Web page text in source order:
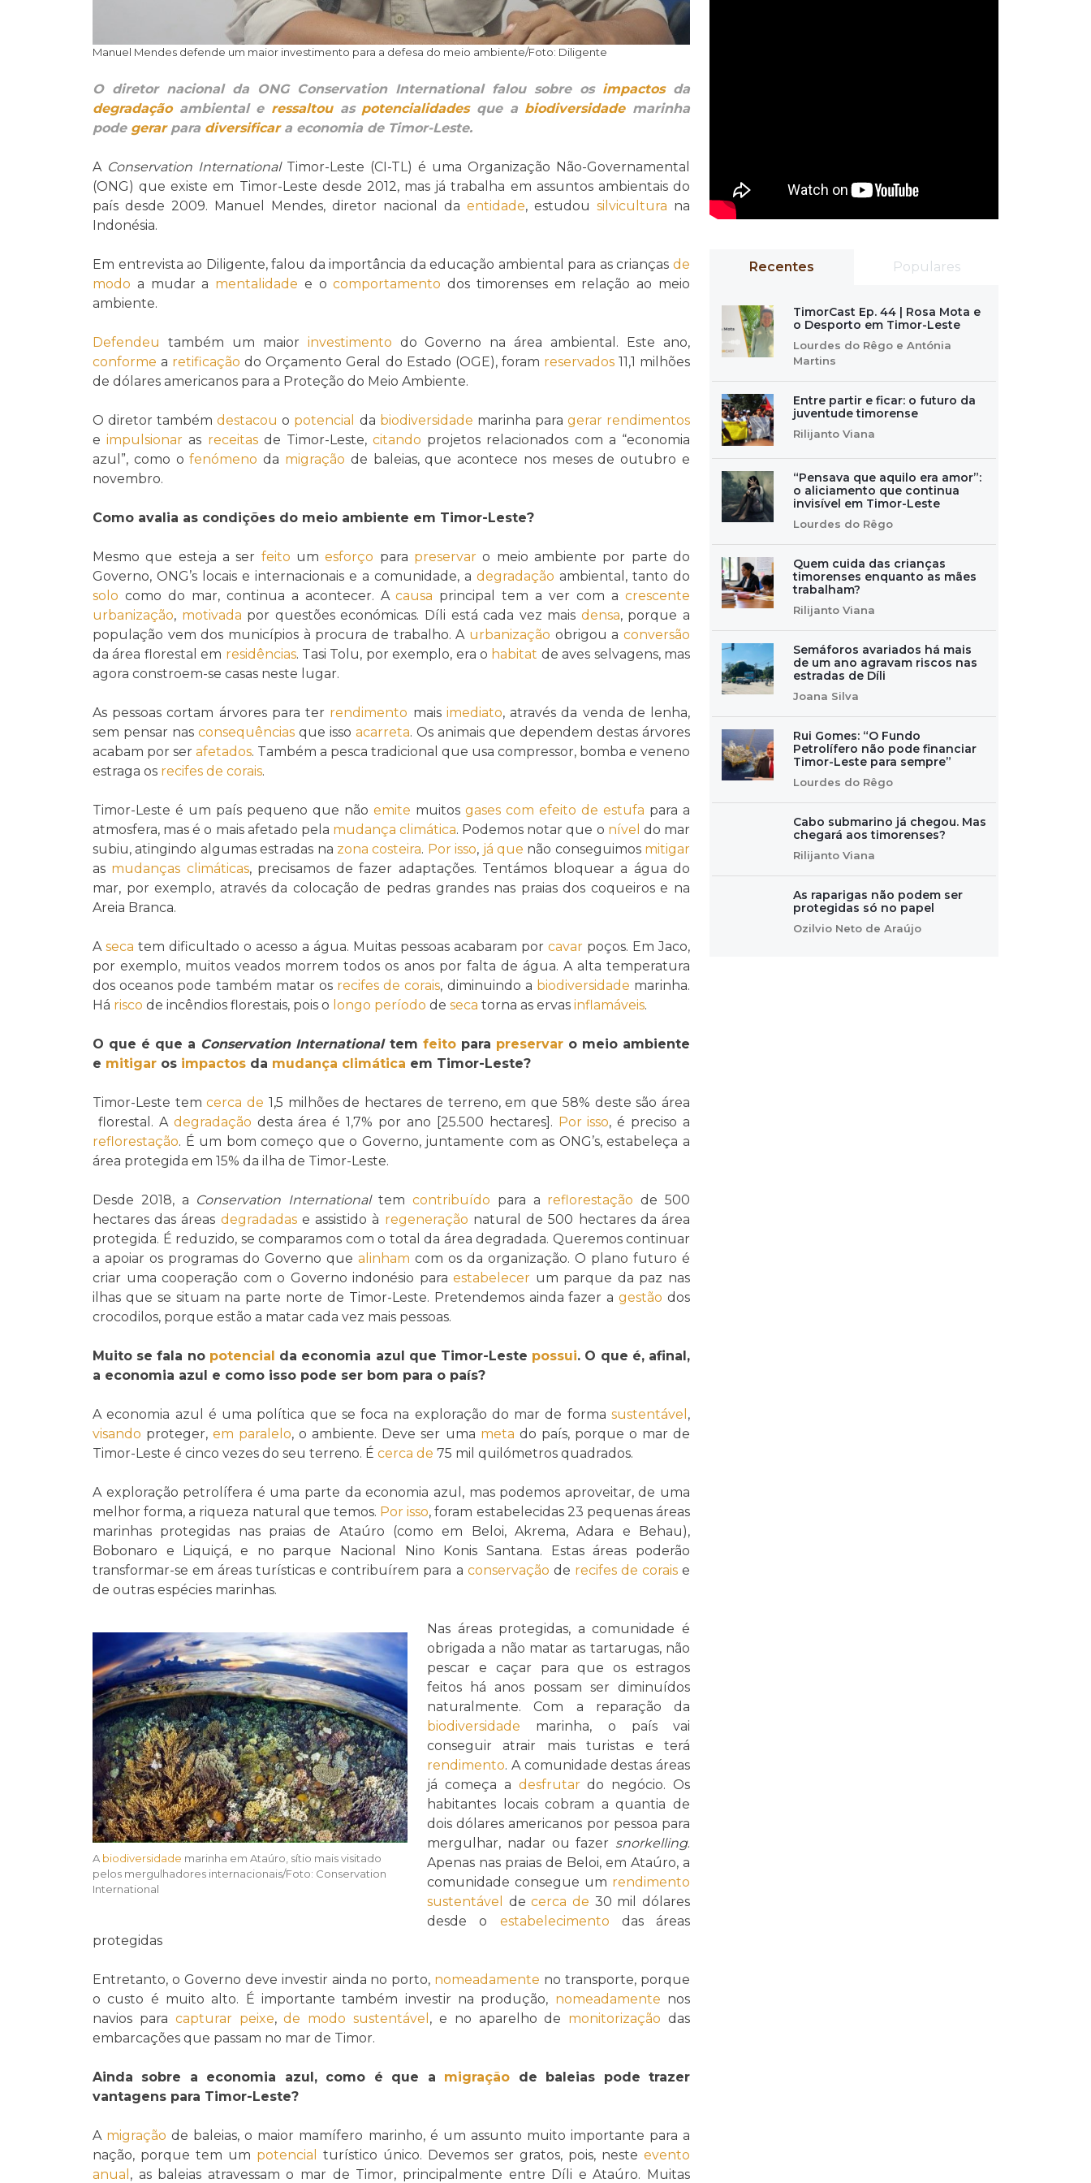
Manuel Mendes defende um maior investimento para a defesa do meio ambiente/Foto: Diligente
O diretor nacional da ONG Conservation International falou sobre os impactosda
degradação ambiental e ressaltouas potencialidades que a biodiversidademarinha
pode gerarpara diversificar a economia de Timor-Leste.
A Conservation InternationalTimor-Leste (CI-TL) é uma Organização Não-Governamental
(ONG) que existe em Timor-Leste desde 2012, mas já trabalha em assuntos ambientais do
país desde 2009. Manuel Mendes, diretor nacional da entidade, estudou silvicultura na
Indonésia.
Em entrevista ao Diligente, falou da importância da educação ambiental para as crianças de
modo a mudar a mentalidade e ocomportamento dos timorenses em relação ao meio
ambiente.
Defendeu também um maior investimento do Governo na área ambiental. Este ano,
conforme a retificação do Orçamento Geral do Estado (OGE), foram reservados11,1 milhões
de dólares americanos para a Proteção do Meio Ambiente.
O diretor tambémdestacou o potencial da biodiversidade marinha para gerar rendimentos
eimpulsionar as receitasde Timor-Leste,citando projetos relacionados com a “economia
azul”, como ofenómeno da migração de baleias, que acontece nos meses de outubro e
novembro.
Como avalia as condições do meio ambiente em Timor-Leste?
Mesmo que esteja a ser feito umesforço para preservar o meio ambiente por parte do
Governo, ONG’s locais e internacionais e a comunidade, a degradação ambiental, tanto do
solo como do mar, continua a acontecer. Acausa principal tem a ver com acrescente
urbanização, motivada por questões económicas. Díli está cada vez mais densa, porque a
população vem dos municípios à procura de trabalho. A urbanização obrigou a conversão
da área florestal em residências. Tasi Tolu, por exemplo, era o habitat de aves selvagens, mas
agora constroem-se casas neste lugar.
As pessoas cortam árvores para ter rendimento mais imediato, através da venda de lenha,
sem pensar nas consequências que isso acarreta. Os animais que dependem destas árvores
acabam por ser afetados. Também a pesca tradicional que usa compressor, bomba e veneno
estraga os recifes de corais.
Timor-Leste é um país pequeno que não emite muitos gases com efeito de estufa para a
atmosfera, mas é o mais afetado pela mudança climática. Podemos notar que o nível do mar
subiu, atingindo algumas estradas na zona costeira. Por isso, já que não conseguimos mitigar
as mudanças climáticas, precisamos de fazer adaptações. Tentámos bloquear a água do
mar, por exemplo, através da colocação de pedras grandes nas praias dos coqueiros e na
Areia Branca.
A seca tem dificultado o acesso a água. Muitas pessoas acabaram por cavar poços. Em Jaco,
por exemplo, muitos veados morrem todos os anos por falta de água. A alta temperatura
dos oceanos pode também matar os recifes de corais, diminuindo a biodiversidade marinha.
Há risco de incêndios florestais, pois o longo período de seca torna as ervas inflamáveis.
O que é que a Conservation Internationaltem feitopara preservaro meio ambiente
e mitigar os impactos da mudança climática em Timor-Leste?
Timor-Leste temcerca de 1,5 milhões de hectares de terreno, em que 58% deste são área
florestal. A degradação desta área é 1,7% por ano [25.500 hectares]. Por isso, é preciso a
reflorestação. É um bom começo que o Governo, juntamente com as ONG’s, estabeleça a
área protegida em 15% da ilha de Timor-Leste.
Desde 2018, a Conservation Internationaltem contribuído para a reflorestação de 500
hectares das áreas degradadase assistido à regeneração natural de 500 hectares da área
protegida. É reduzido, se comparamos com o total da área degradada. Queremos continuar
a apoiar os programas do Governo que alinham com os da organização. O plano futuro é
criar uma cooperação com o Governo indonésio paraestabelecer um parque da paz nas
ilhas que se situam na parte norte de Timor-Leste. Pretendemos ainda fazer agestão dos
crocodilos, porque estão a matar cada vez mais pessoas.
Muito se fala no potencial da economia azul que Timor-Leste possui. O que é, afinal,
a economia azul e como isso pode ser bom para o país?
A economia azul é uma política que se foca na exploração do mar de forma sustentável ,
visando proteger,em paralelo, o ambiente. Deve ser uma meta do país, porque o mar de
Timor-Leste é cinco vezes do seu terreno. É cerca de 75 mil quilómetros quadrados.
A exploração petrolífera é uma parte da economia azul, mas podemos aproveitar, de uma
melhor forma, a riqueza natural que temos. Por isso, foram estabelecidas 23 pequenas áreas
marinhas protegidas nas praias de Ataúro (como em Beloi, Akrema, Adara e Behau),
Bobonaro e Liquiçá, e no parque Nacional Nino Konis Santana. Estas áreas poderão
transformar-se em áreas turísticas e contribuírem para a conservação de recifes de coraise
de outras espécies marinhas.
A biodiversidade marinha em Ataúro, sítio mais visitado
pelos mergulhadores internacionais/Foto: Conservation
International
Nas áreas protegidas, a comunidade é
obrigada a não matar as tartarugas, não
pescar e caçar para que os estragos
feitos há anos possam ser diminuídos
naturalmente. Com a reparação da
biodiversidade marinha, o país vai
conseguir atrair mais turistas e terá
rendimento. A comunidade destas áreas
já começa a desfrutardo negócio. Os
habitantes locais cobram a quantia de
dois dólares americanos por pessoa para
mergulhar, nadar ou fazer snorkelling.
Apenas nas praias de Beloi, em Ataúro, a
comunidade consegue um rendimento
sustentável
decerca de 30 mil dólares
desde o estabelecimento das áreas
protegidas
Entretanto, o Governo deve investir ainda no porto, nomeadamente no transporte, porque
o custo é muito alto. É importante também investir na produção, nomeadamente nos
navios para capturar peixe,de modo sustentável , e no aparelho de monitorização das
embarcações que passam no mar de Timor.
Ainda sobre a economia azul, como é que a migração de baleias pode trazer
vantagens para Timor-Leste?
A migração de baleias, o maior mamífero marinho, é um assunto muito importante para a
nação, porque tem um potencial turístico único. Devemos ser gratos, pois, neste evento
anual , as baleias atravessam o mar de Timor, principalmente entre Díli e Ataúro. Muitas
Recentes Populares
TimorCast Ep. 44 | Rosa Mota e
o Desporto em Timor-Leste
Lourdes do Rêgo e Antónia
Martins
Entre partir e ficar: o futuro da
juventude timorense
Rilijanto Viana
“Pensava que aquilo era amor”:
o aliciamento que continua
invisível em Timor-Leste
Lourdes do Rêgo
Quem cuida das crianças
timorenses enquanto as mães
trabalham?
Rilijanto Viana
Semáforos avariados há mais
de um ano agravam riscos nas
estradas de Díli
Joana Silva
Rui Gomes: “O Fundo
Petrolífero não pode financiar
Timor-Leste para sempre”
Lourdes do Rêgo
Cabo submarino já chegou. Mas
chegará aos timorenses?
Rilijanto Viana
As raparigas não podem ser
protegidas só no papel
Ozilvio Neto de Araújo